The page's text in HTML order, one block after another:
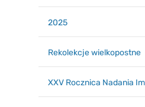
2025
Rekolekcje wielkopostne
XXV Rocznica Nadania